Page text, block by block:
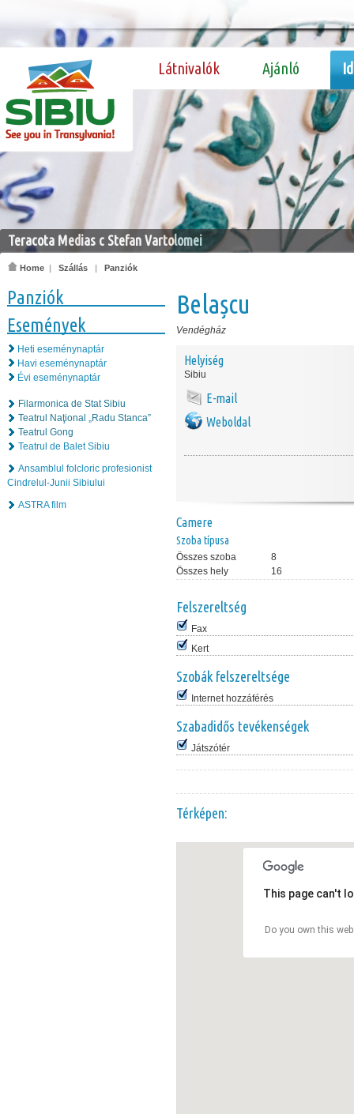
Látnivalók Ajánló
Teracota Medias c Stefan Vartolomei
Home | Szállás | Panziók
Panziók
Események
Heti eseménynaptár
Havi eseménynaptár
Évi eseménynaptár
Filarmonica de Stat Sibiu
Teatrul Naţional „Radu Stanca”
Teatrul Gong
Teatrul de Balet Sibiu
Ansamblul folcloric profesionist
Cindrelul-Junii Sibiului
ASTRA film
Belașcu
Vendégház
Helyiség
Sibiu
E-mail
Weboldal
Camere
Szoba típusa
Összes szoba
8
Összes hely
16
Felszereltség
Fax
Kert
Szobák felszereltsége
Internet hozzáférés
Szabadidős tevékenségek
Játszótér
Térképen:
This page can't
Do you own this